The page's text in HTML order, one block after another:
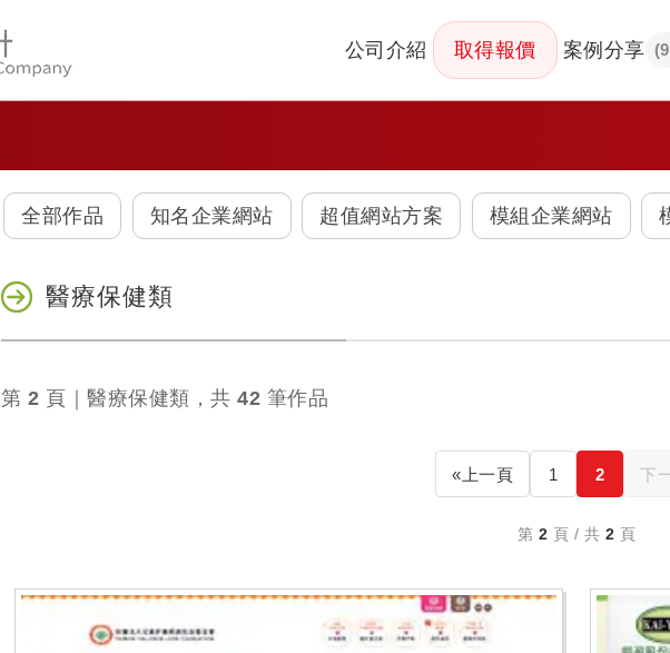
公司介紹 取得報價 案例分享
全部作品 知名企業網站 超值網站方案 模組企業網站
醫療保健類
第 2 頁｜醫療保健類，共 42 筆作品
« 上一頁 1 2 下
第 2 頁 / 共 2 頁